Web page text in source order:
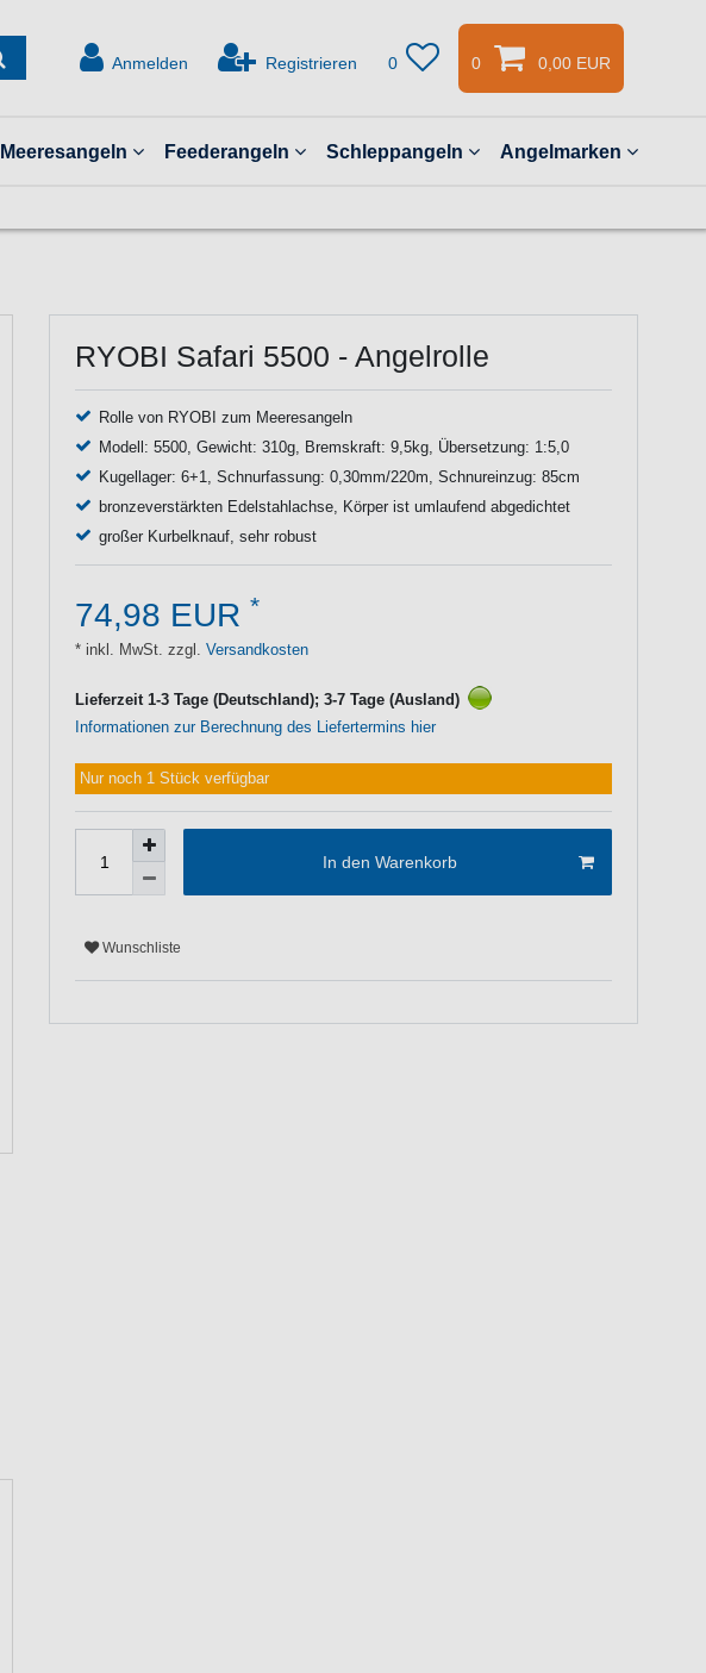
Anmelden Registrieren 0 0 0,00 EUR
Meeresangeln Feederangeln Schleppangeln Angelmarken
RYOBI Safari 5500 - Angelrolle
Rolle von RYOBI zum Meeresangeln
Modell: 5500, Gewicht: 310g, Bremskraft: 9,5kg, Übersetzung: 1:5,0
Kugellager: 6+1, Schnurfassung: 0,30mm/220m, Schnureinzug: 85cm
bronzeverstärkten Edelstahlachse, Körper ist umlaufend abgedichtet
großer Kurbelknauf, sehr robust
74,98 EUR *
* inkl. MwSt. zzgl. Versandkosten
Lieferzeit 1-3 Tage (Deutschland); 3-7 Tage (Ausland)
Informationen zur Berechnung des Liefertermins hier
Nur noch 1 Stück verfügbar
In den Warenkorb
Wunschliste